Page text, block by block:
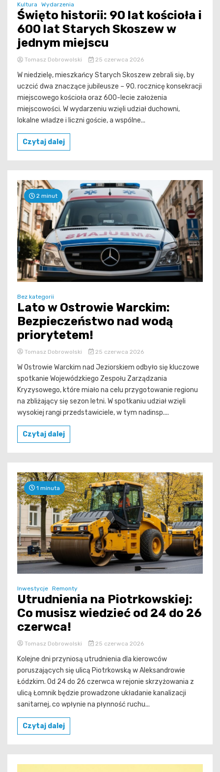
Kultura Wydarzenia
Święto historii: 90 lat kościoła i
600 lat Starych Skoszew w
jednym miejscu
Tomasz Dobrowolski 25 czerwca 2026
W niedzielę, mieszkańcy Starych Skoszew zebrali się, by
uczcić dwa znaczące jubileusze – 90. rocznicę konsekracji
miejscowego kościoła oraz 600-lecie założenia
miejscowości. W wydarzeniu wzięli udział duchowni,
lokalne władze i liczni goście, a wspólne...
Czytaj dalej
2 minut
Bez kategorii
Lato w Ostrowie Warckim:
Bezpieczeństwo nad wodą
priorytetem!
Tomasz Dobrowolski 25 czerwca 2026
W Ostrowie Warckim nad Jeziorskiem odbyło się kluczowe
spotkanie Wojewódzkiego Zespołu Zarządzania
Kryzysowego, które miało na celu przygotowanie regionu
na zbliżający się sezon letni. W spotkaniu udział wzięli
wysokiej rangi przedstawiciele, w tym nadinsp....
Czytaj dalej
1 minuta
Inwestycje Remonty
Utrudnienia na Piotrkowskiej:
Co musisz wiedzieć od 24 do 26
czerwca!
Tomasz Dobrowolski 25 czerwca 2026
Kolejne dni przyniosą utrudnienia dla kierowców
poruszających się ulicą Piotrkowską w Aleksandrowie
Łódzkim. Od 24 do 26 czerwca w rejonie skrzyżowania z
ulicą Łomnik będzie prowadzone układanie kanalizacji
sanitarnej, co wpłynie na płynność ruchu...
Czytaj dalej